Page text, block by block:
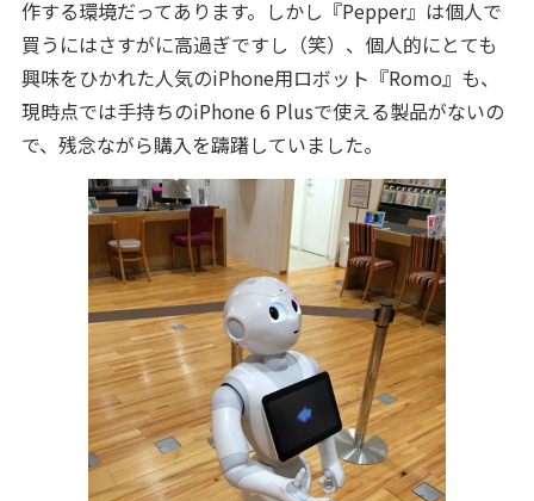
作する環境だってあります。しかし『Pepper』は個人で
買うにはさすがに高過ぎですし（笑）、個人的にとても
興味をひかれた人気のiPhone用ロボット『Romo』も、
現時点では手持ちのiPhone 6 Plusで使える製品がないの
で、残念ながら購入を躊躇していました。